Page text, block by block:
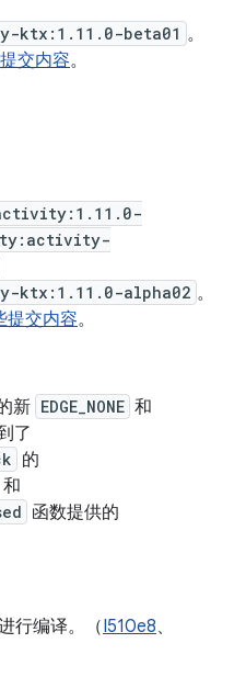
ktx:1.11.0-beta01 。
交内容。
ktx:1.11.0-alpha02 。
提交内容。
新 EDGE_NONE 和
了
的
和
函数提供的
行编译。（I510e8、